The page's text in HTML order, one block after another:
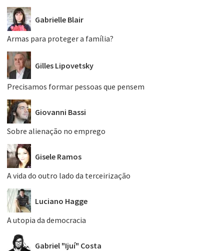
Gabrielle Blair
Armas para proteger a família?
Gilles Lipovetsky
Precisamos formar pessoas que pensem
Giovanni Bassi
Sobre alienação no emprego
Gisele Ramos
A vida do outro lado da terceirização
Luciano Hagge
A utopia da democracia
Gabriel "Ijuí" Costa